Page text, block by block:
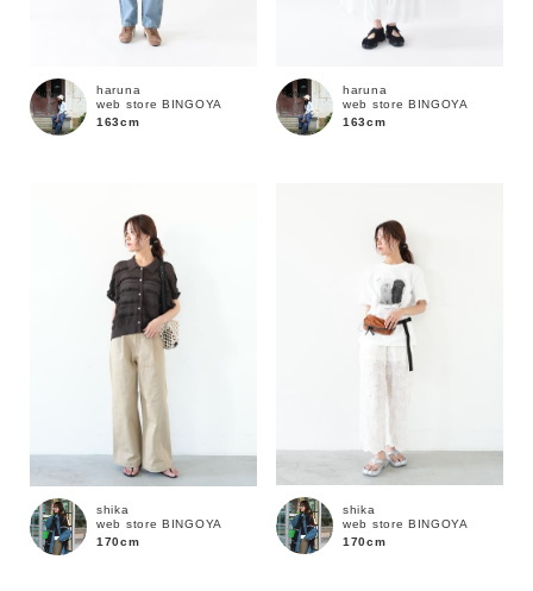
セール価格
在庫
在庫あり 在庫なし含む
haruna
web store BINGOYA
163cm
haruna
web store BINGOYA
163cm
shika
web store BINGOYA
170cm
shika
web store BINGOYA
170cm